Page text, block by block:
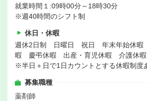
就業時間１:09時00分～18時30分
※週40時間のシフト制
休日・休暇
週休2日制 日曜日 祝日 年末年始休
暇 慶弔休暇 出産・育児休暇 介護休暇
※半日＋日で1日カウントとする休暇制度
募集職種
薬剤師